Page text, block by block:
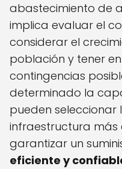
abastecimiento de
implica evaluar el
considerar el
población y tener
contingencias
determinado la
pueden seleccionar
infraestructura
garantizar un
eficiente y